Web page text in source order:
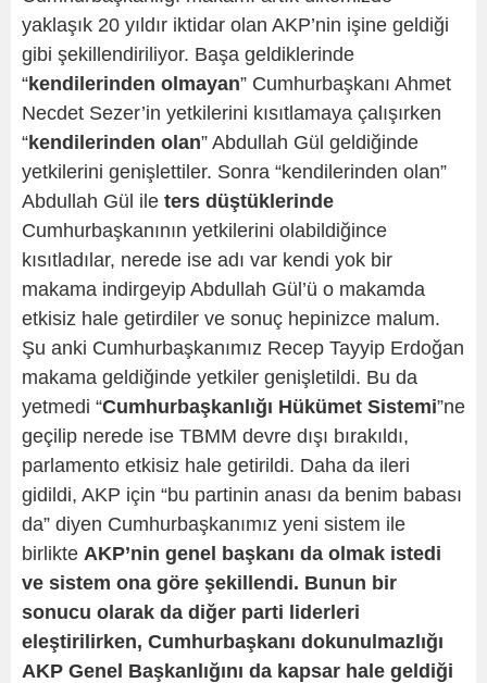
yaklaşık 20 yıldır iktidar olan AKP’nin işine geldiği
gibi şekillendiriliyor. Başa geldiklerinde
“kendilerinden olmayan” Cumhurbaşkanı Ahmet
Necdet Sezer’in yetkilerini kısıtlamaya çalışırken
“kendilerinden olan” Abdullah Gül geldiğinde
yetkilerini genişlettiler. Sonra “kendilerinden olan”
Abdullah Gül ile ters düştüklerinde
Cumhurbaşkanının yetkilerini olabildiğince
kısıtladılar, nerede ise adı var kendi yok bir
makama indirgeyip Abdullah Gül’ü o makamda
etkisiz hale getirdiler ve sonuç hepinizce malum.
Şu anki Cumhurbaşkanımız Recep Tayyip Erdoğan
makama geldiğinde yetkiler genişletildi. Bu da
yetmedi “Cumhurbaşkanlığı Hükümet Sistemi”ne
geçilip nerede ise TBMM devre dışı bırakıldı,
parlamento etkisiz hale getirildi. Daha da ileri
gidildi, AKP için “bu partinin anası da benim babası
da” diyen Cumhurbaşkanımız yeni sistem ile
birlikte AKP’nin genel başkanı da olmak istedi
ve sistem ona göre şekillendi. Bunun bir
sonucu olarak da diğer parti liderleri
eleştirilirken, Cumhurbaşkanı dokunulmazlığı
AKP Genel Başkanlığını da kapsar hale geldiği